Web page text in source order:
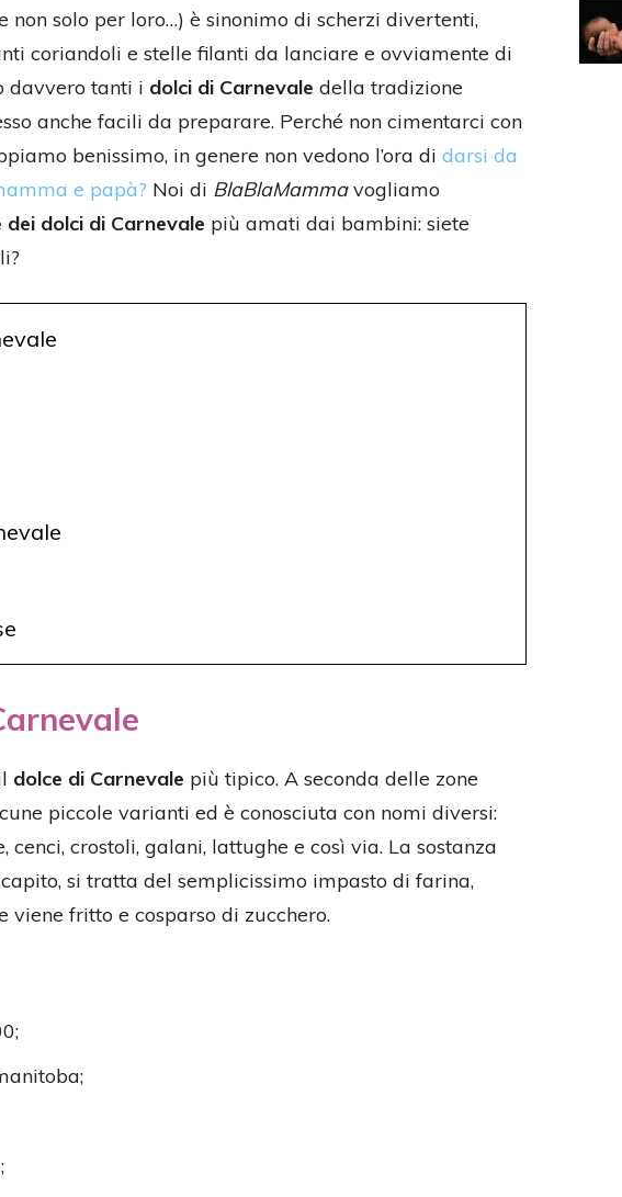
non solo per loro…) è sinonimo di scherzi divertenti,
coriandoli e stelle filanti da lanciare e ovviamente di
davvero tanti i dolci di Carnevale della tradizione
anche facili da preparare. Perché non cimentarci con
benissimo, in genere non vedono l’ora di darsi da
e papà? Noi di BlaBlaMammavogliamo
dolci di Carnevale più amati dai bambini: siete
dolce di Carnevale più tipico. A seconda delle zone
piccole varianti ed è conosciuta con nomi diversi:
cenci, crostoli, galani, lattughe e così via. La sostanza
si tratta del semplicissimo impasto di farina,
viene fritto e cosparso di zucchero.